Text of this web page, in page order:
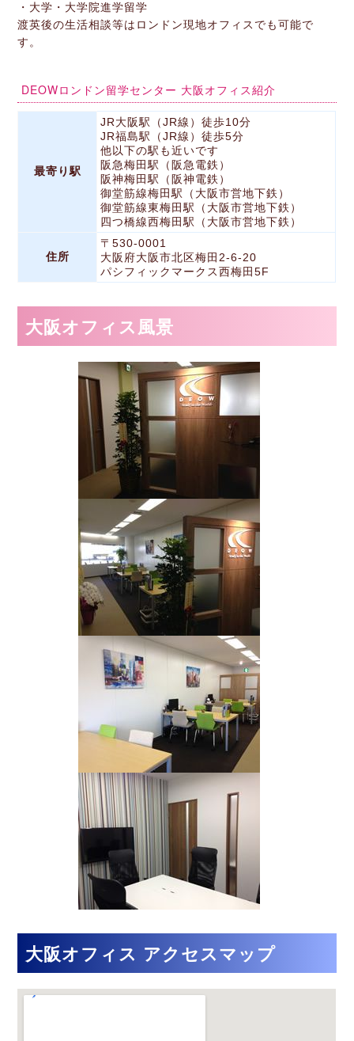
・大学・大学院進学留学
渡英後の生活相談等はロンドン現地オフィスでも可能で
す。
DEOWロンドン留学センター 大阪オフィス紹介
最寄り駅
JR大阪駅（JR線）徒歩10分
JR福島駅（JR線）徒歩5分
他以下の駅も近いです
阪急梅田駅（阪急電鉄）
阪神梅田駅（阪神電鉄）
御堂筋線梅田駅（大阪市営地下鉄）
御堂筋線東梅田駅（大阪市営地下鉄）
四つ橋線西梅田駅（大阪市営地下鉄）
住所
〒530-0001
大阪府大阪市北区梅田2-6-20
パシフィックマークス西梅田5F
大阪オフィス風景
大阪オフィス アクセスマップ